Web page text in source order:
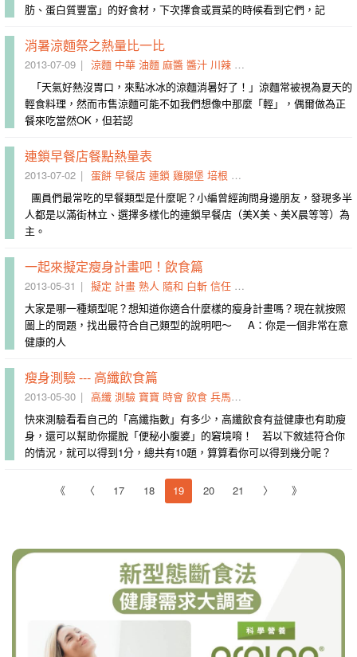
肪、蛋白質豐富」的好食材，下次擇食或買菜的時候看到它們，記
消暑涼麵祭之熱量比一比
2013-07-09 涼麵 中華 油麵 麻醬 醬汁 川辣 正宗
「天氣好熱沒胃口，來點冰冰的涼麵消暑好了！」涼麵常被視為夏天的
輕食料理，然而市售涼麵可能不如我們想像中那麼「輕」，偶爾做為正
餐來吃當然OK，但若認
連鎖早餐店餐點熱量表
2013-07-02 蛋餅 早餐店 連鎖 雞腿堡 培根 鐵板麵
團員們最常吃的早餐類型是什麼呢？小編曾經詢問身邊朋友，發現多半
人都是以滿街林立、選擇多樣化的連鎖早餐店（美X美、美X晨等等）為
主。
一起來擬定瘦身計畫吧！飲食篇
2013-05-31 擬定 計畫 熟人 隨和 白斬 信任 隨波逐流
大家是哪一種類型呢？想知道你適合什麼樣的瘦身計畫嗎？現在就按照
圖上的問題，找出最符合自己類型的說明吧～ A：你是一個非常在意
健康的人
瘦身測驗 --- 高纖飲食篇
2013-05-30 高纖 測驗 寶寶 時會 飲食 兵馬俑
快來測驗看看自己的「高纖指數」有多少，高纖飲食有益健康也有助瘦
身，還可以幫助你擺脫「便秘小腹婆」的窘境唷！ 若以下敘述符合你
的情況，就可以得到1分，總共有10題，算算看你可以得到幾分呢？
《 〈 17 18 19 20 21 〉 》